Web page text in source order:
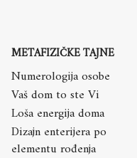
METAFIZIČKE TAJNE
Numerologija osobe
Vaš dom to ste Vi
Loša energija doma
Dizajn enterijera po
elementu rođenja